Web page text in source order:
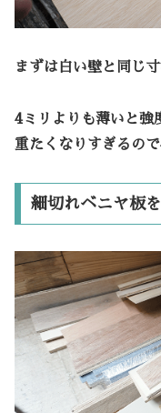
まずは白い壁と同じ
4ミリよりも薄いと強
重たくなりすぎるの
細切れベニヤ板